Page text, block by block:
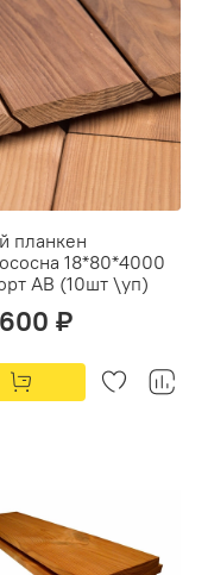
планкен
18*80*4000
АВ (10шт \уп)
₽